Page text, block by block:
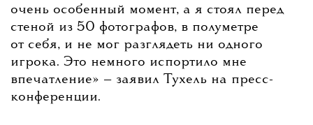
очень особенный момент, а я стоял перед
стеной из 50 фотографов, в полуметре
от себя, и не мог разглядеть ни одного
игрока. Это немного испортило мне
впечатление» — заявил Тухель на пресс-
конференции.